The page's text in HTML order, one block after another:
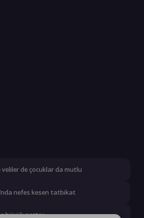
veliler de çocuklar da mutlu
nefes kesen tatbikat
büyük neşter